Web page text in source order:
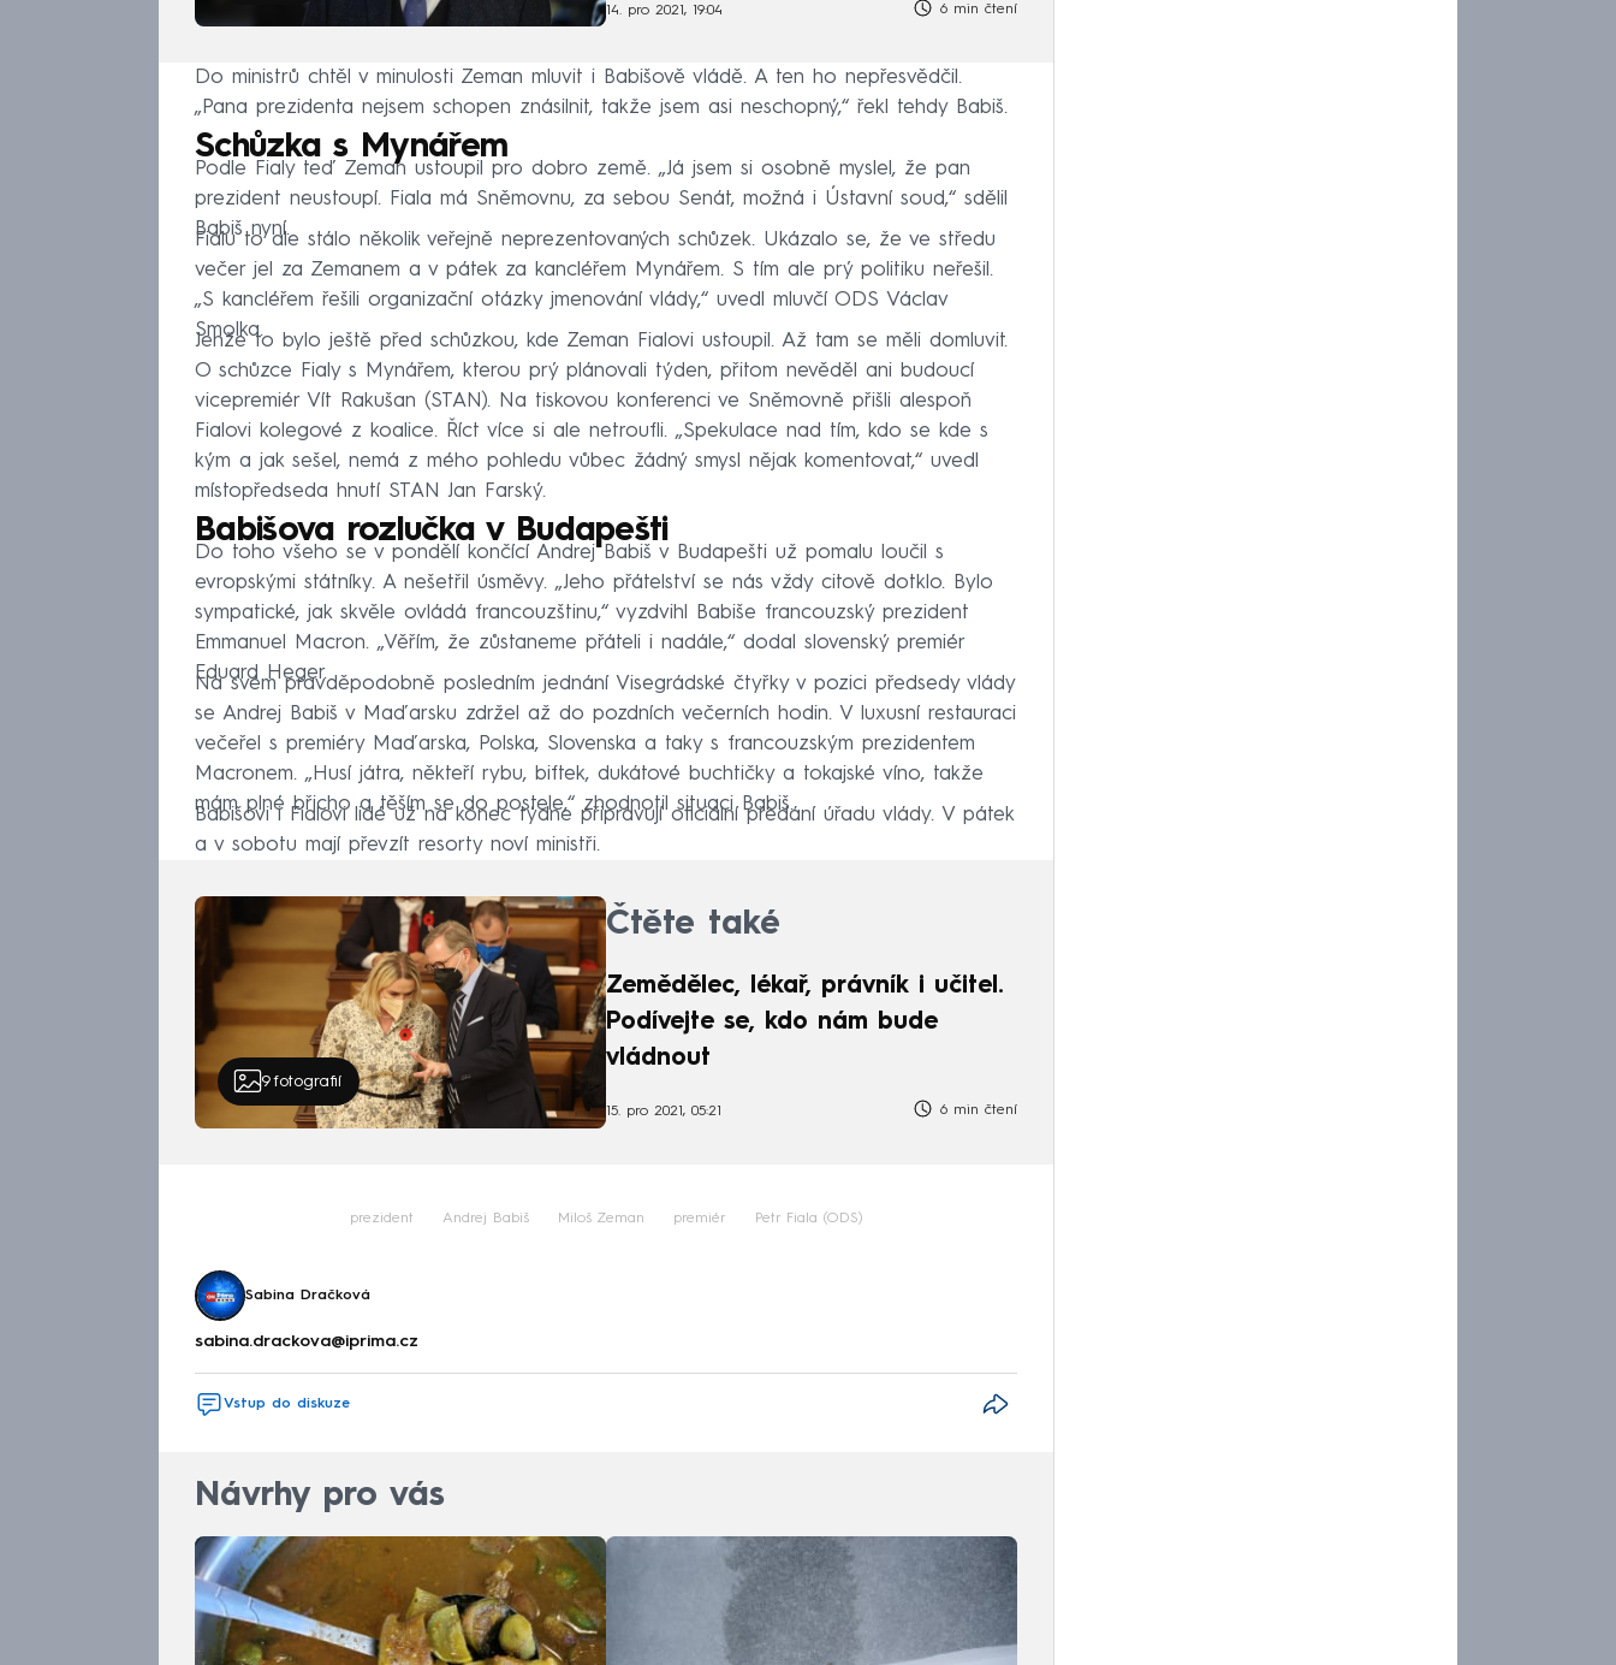
14. pro 2021, 19:04 6 min čtení
Do ministrů chtěl v minulosti Zeman mluvit i Babišově vládě. A ten ho nepřesvědčil.
„Pana prezidenta nejsem schopen znásilnit, takže jsem asi neschopný,“ řekl tehdy Babiš.
Schůzka s Mynářem
Podle Fialy teď Zeman ustoupil pro dobro země. „Já jsem si osobně myslel, že pan
prezident neustoupí. Fiala má Sněmovnu, za sebou Senát, možná i Ústavní soud,“ sdělil
Babiš nyní.
Fialu to ale stálo několik veřejně neprezentovaných schůzek. Ukázalo se, že ve středu
večer jel za Zemanem a v pátek za kancléřem Mynářem. S tím ale prý politiku neřešil.
„S kancléřem řešili organizační otázky jmenování vlády,“ uvedl mluvčí ODS Václav
Smolka.
Jenže to bylo ještě před schůzkou, kde Zeman Fialovi ustoupil. Až tam se měli domluvit.
O schůzce Fialy s Mynářem, kterou prý plánovali týden, přitom nevěděl ani budoucí
vicepremiér Vít Rakušan (STAN). Na tiskovou konferenci ve Sněmovně přišli alespoň
Fialovi kolegové z koalice. Říct více si ale netroufli. „Spekulace nad tím, kdo se kde s
kým a jak sešel, nemá z mého pohledu vůbec žádný smysl nějak komentovat,“ uvedl
místopředseda hnutí STAN Jan Farský.
Babišova rozlučka v Budapešti
Do toho všeho se v pondělí končící Andrej Babiš v Budapešti už pomalu loučil s
evropskými státníky. A nešetřil úsměvy. „Jeho přátelství se nás vždy citově dotklo. Bylo
sympatické, jak skvěle ovládá francouzštinu,“ vyzdvihl Babiše francouzský prezident
Emmanuel Macron. „Věřím, že zůstaneme přáteli i nadále,“ dodal slovenský premiér
Eduard Heger.
Na svém pravděpodobně posledním jednání Visegrádské čtyřky v pozici předsedy vlády
se Andrej Babiš v Maďarsku zdržel až do pozdních večerních hodin. V luxusní restauraci
večeřel s premiéry Maďarska, Polska, Slovenska a taky s francouzským prezidentem
Macronem. „Husí játra, někteří rybu, biftek, dukátové buchtičky a tokajské víno, takže
mám plné břicho a těším se do postele,“ zhodnotil situaci Babiš.
Babišovi i Fialovi lidé už na konec týdne připravují oficiální předání úřadu vlády. V pátek
a v sobotu mají převzít resorty noví ministři.
9fotografií
Čtěte také
Zemědělec, lékař, právník i učitel.
Podívejte se, kdo nám bude
vládnout
15. pro 2021, 05:21 6 min čtení
prezident Andrej Babiš Miloš Zeman premiér Petr Fiala (ODS)
Sabina Dračková
sabina.drackova@iprima.cz
Vstup do diskuze
Návrhy pro vás